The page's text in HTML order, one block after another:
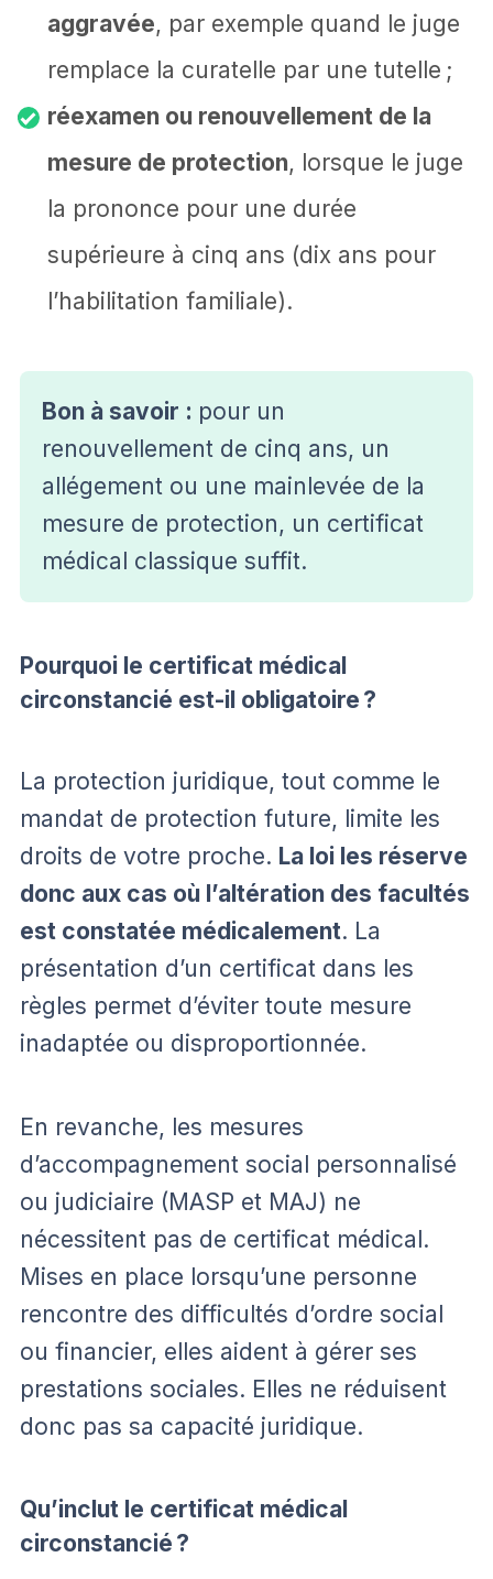
aggravée, par exemple quand le juge
remplace la curatelle par une tutelle ;
réexamen ou renouvellement de la
mesure de protection, lorsque le juge
la prononce pour une durée
supérieure à cinq ans (dix ans pour
l’habilitation familiale).
Bon à savoir : pour un
renouvellement de cinq ans, un
allégement ou une mainlevée de la
mesure de protection, un certificat
médical classique suffit.
Pourquoi le certificat médical
circonstancié est-il obligatoire ?
La protection juridique, tout comme le
mandat de protection future, limite les
droits de votre proche. La loi les réserve
donc aux cas où l’altération des facultés
est constatée médicalement. La
présentation d’un certificat dans les
règles permet d’éviter toute mesure
inadaptée ou disproportionnée.
En revanche, les mesures
d’accompagnement social personnalisé
ou judiciaire (MASP et MAJ) ne
nécessitent pas de certificat médical.
Mises en place lorsqu’une personne
rencontre des difficultés d’ordre social
ou financier, elles aident à gérer ses
prestations sociales. Elles ne réduisent
donc pas sa capacité juridique.
Qu’inclut le certificat médical
circonstancié ?